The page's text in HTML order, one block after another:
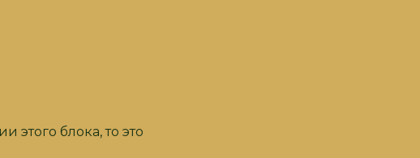
блока, то это